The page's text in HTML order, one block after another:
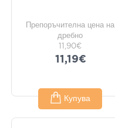
Препоръчителна цена на
дребно
11,90€
11,19€
Купува